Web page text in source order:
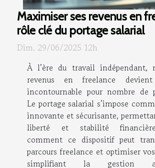
Maximiser ses revenus en
rôle clé du portage salarial
Dim. 29/06/2025 12h
À l’ère du travail indépendant,
revenus en freelance
incontournable pour nombre de
Le portage salarial s’impose
innovante et sécurisante,
liberté et stabilité
comment ce dispositif peut
parcours freelance et optimiser
simplifiant la gestion